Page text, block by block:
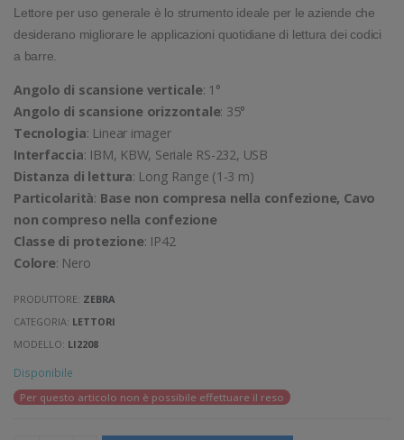
Lettore per uso generale è lo strumento ideale per le aziende che
desiderano migliorare le applicazioni quotidiane di lettura dei codici
a barre.
Angolo di scansione verticale: 1°
Angolo di scansione orizzontale: 35°
Tecnologia: Linear imager
Interfaccia: IBM, KBW, Seriale RS-232, USB
Distanza di lettura: Long Range (1-3 m)
Particolarità: Base non compresa nella confezione, Cavo
non compreso nella confezione
Classe di protezione: IP42
Colore: Nero
PRODUTTORE: ZEBRA
CATEGORIA: LETTORI
MODELLO: LI2208
Disponibile
Per questo articolo non è possibile effettuare il reso